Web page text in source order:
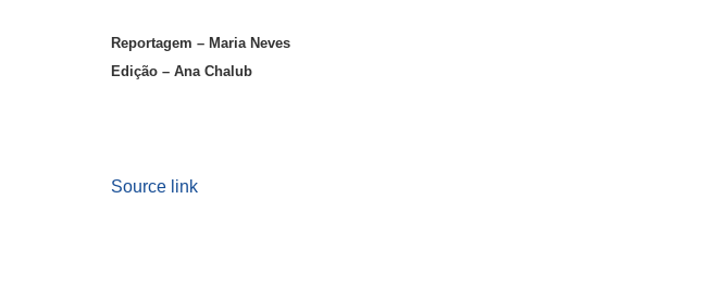
Reportagem – Maria Neves
Edição – Ana Chalub
Source link